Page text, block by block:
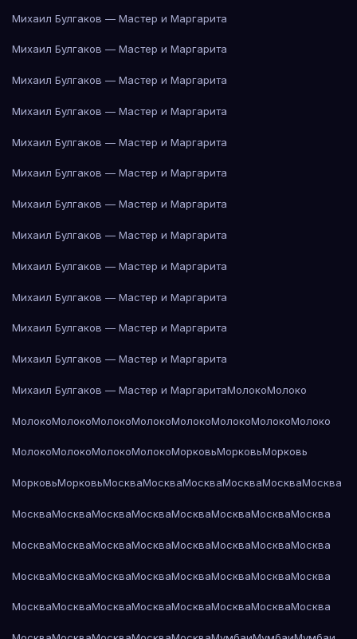
Михаил Булгаков — Мастер и Маргарита
Михаил Булгаков — Мастер и Маргарита
Михаил Булгаков — Мастер и Маргарита
Михаил Булгаков — Мастер и Маргарита
Михаил Булгаков — Мастер и Маргарита
Михаил Булгаков — Мастер и Маргарита
Михаил Булгаков — Мастер и Маргарита
Михаил Булгаков — Мастер и Маргарита
Михаил Булгаков — Мастер и Маргарита
Михаил Булгаков — Мастер и Маргарита
Михаил Булгаков — Мастер и Маргарита
Михаил Булгаков — Мастер и Маргарита
Михаил Булгаков — Мастер и МаргаритаМолокоМолоко
МолокоМолокоМолокоМолокоМолокоМолокоМолокоМолоко
МолокоМолокоМолокоМолокоМорковьМорковьМорковь
МорковьМорковьМоскваМоскваМоскваМоскваМоскваМосква
МоскваМоскваМоскваМоскваМоскваМоскваМоскваМосква
МоскваМоскваМоскваМоскваМоскваМоскваМоскваМосква
МоскваМоскваМоскваМоскваМоскваМоскваМоскваМосква
МоскваМоскваМоскваМоскваМоскваМоскваМоскваМосква